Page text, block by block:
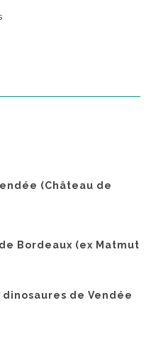
(Château de
Bordeaux (ex Matmut
de Vendée